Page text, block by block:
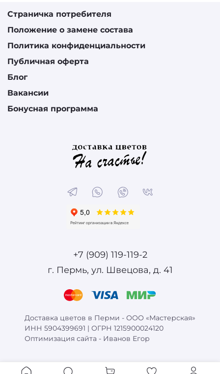
Страничка потребителя
Положение о замене состава
Политика конфиденциальности
Публичная оферта
Блог
Вакансии
Бонусная программа
+7 (909) 119-119-2
г. Пермь, ул. Швецова, д. 41
Доставка цветов в Перми - ООО «Мастерская»
ИНН 5904399691 | ОГРН 1215900024120
Оптимизация сайта - Иванов Егор